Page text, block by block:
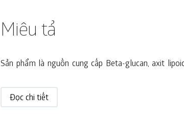
Miêu tả
Sản phẩm là nguồn cung cấp Beta-glucan, axit
Đọc chi tiết